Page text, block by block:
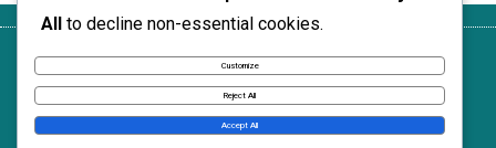
Cookies och spårningKontaktVillkorDataskyddspolicyVilka vi är
News Express © 2026. All Rights Reserved.
All to decline non-essential cookies.
Customize
Reject All
Accept All